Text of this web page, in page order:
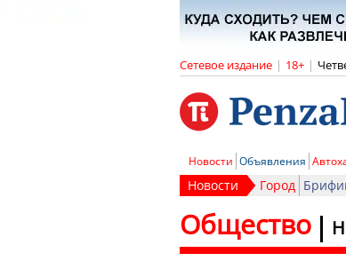
Сетевое издание | 18+ |
Новости Объявления
Новости Город
Общество